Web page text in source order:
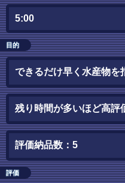
5:00
目的
できるだけ早く水産物を
残り時間が多いほど高評
評価納品数：5
評価